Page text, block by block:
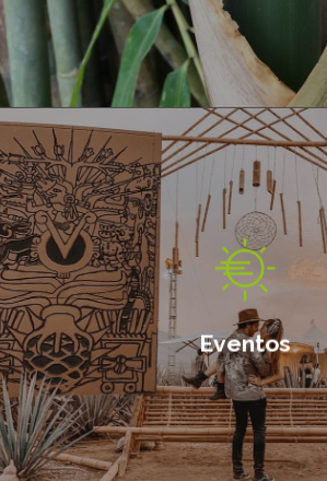
Eventos
Diseñamos estructuras
construyen en un par
para tu evento